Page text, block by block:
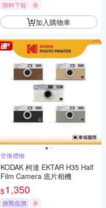
限時下殺
券
加入購物車
交換禮物
KODAK 柯達 EKTAR H35 Half
Film Camera 底片相機
$1,350
挑戰低價 券